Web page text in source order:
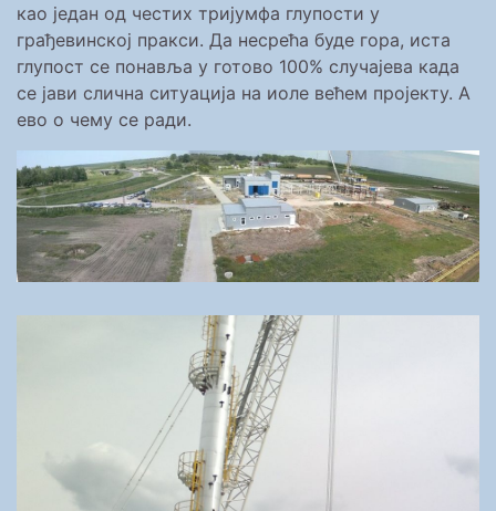
као један од честих тријумфа глупости у
грађевинској пракси. Да несрећа буде гора, иста
глупост се понавља у готово 100% случајева када
се јави слична ситуација на иоле већем пројекту. А
ево о чему се ради.